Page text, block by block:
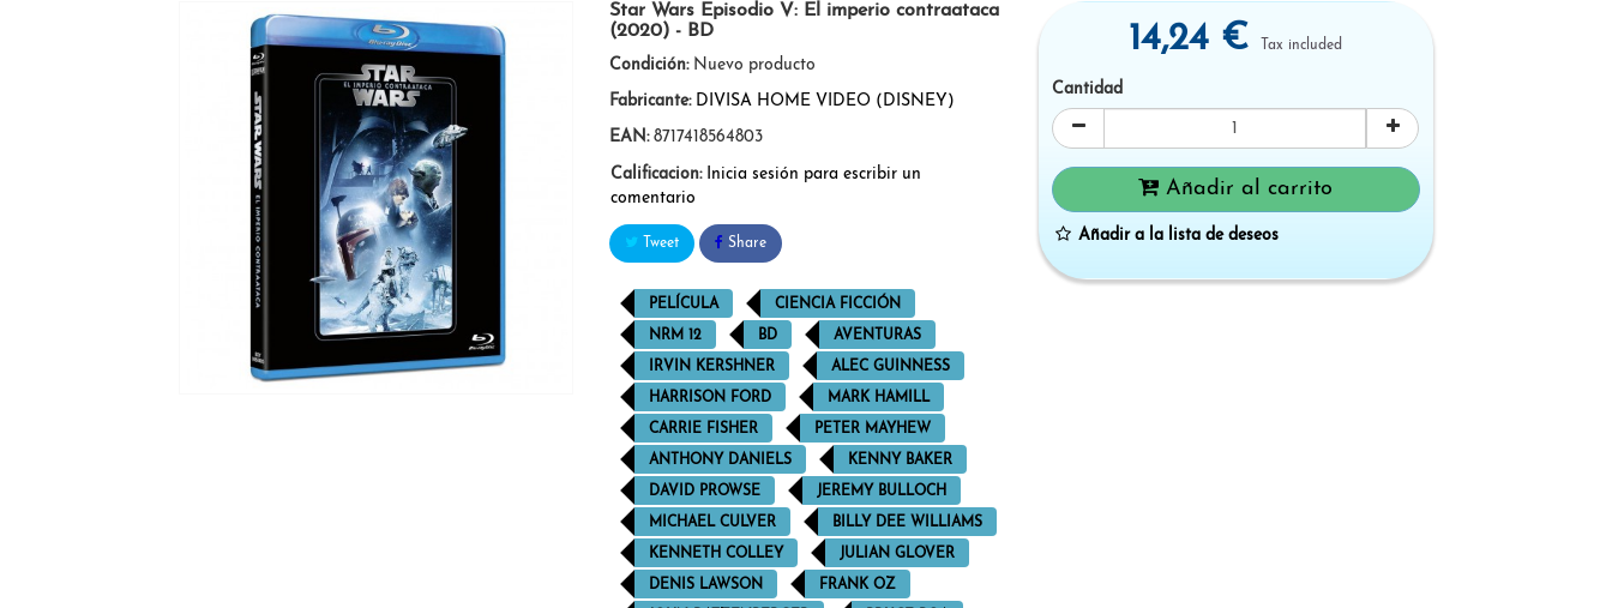
Star Wars Episodio V: El imperio contraataca
(2020) - BD
Condición: Nuevo producto
Fabricante: DIVISA HOME VIDEO (DISNEY)
EAN: 8717418564803
Calificacion: Inicia sesión para escribir un
comentario
Tweet Share
PELÍCULA CIENCIA FICCIÓN
NRM 12 BD AVENTURAS
IRVIN KERSHNER ALEC GUINNESS
HARRISON FORD MARK HAMILL
CARRIE FISHER PETER MAYHEW
ANTHONY DANIELS KENNY BAKER
DAVID PROWSE JEREMY BULLOCH
MICHAEL CULVER BILLY DEE WILLIAMS
KENNETH COLLEY JULIAN GLOVER
DENIS LAWSON FRANK OZ
14,24 € Tax included
Cantidad
Añadir al carrito
Añadir a la lista de deseos